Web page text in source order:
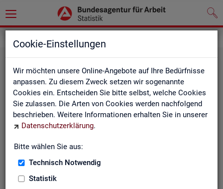
Cookie-Einstellungen
Wir möchten unsere Online-Angebote auf Ihre Bedürfnisse
anpassen. Zu diesem Zweck setzen wir sogenannte
Cookies ein. Entscheiden Sie bitte selbst, welche Cookies
Sie zulassen. Die Arten von Cookies werden nachfolgend
beschrieben. Weitere Informationen erhalten Sie in unserer
Datenschutzerklärung.
Bitte wählen Sie aus:
Technisch Notwendig
Statistik